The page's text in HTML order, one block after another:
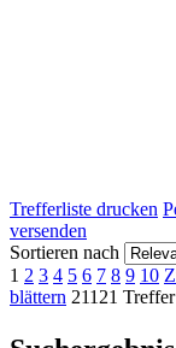
Trefferliste drucken
versenden
Sortieren nach
1 2 3 4 5 6 7 8 9 10
blättern 21121 Treffer